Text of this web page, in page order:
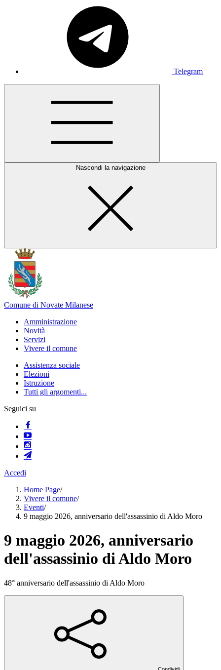
Telegram
Nascondi la navigazione
Comune di Novate Milanese
Amministrazione
Novità
Servizi
Vivere il comune
Assistenza sociale
Elezioni
Istruzione
Tutti gli argomenti...
Seguici su
Accedi
Home Page/
Vivere il comune/
Eventi/
9 maggio 2026, anniversario dell'assassinio di Aldo Moro
9 maggio 2026, anniversario
dell'assassinio di Aldo Moro
48° anniversario dell'assassinio di Aldo Moro